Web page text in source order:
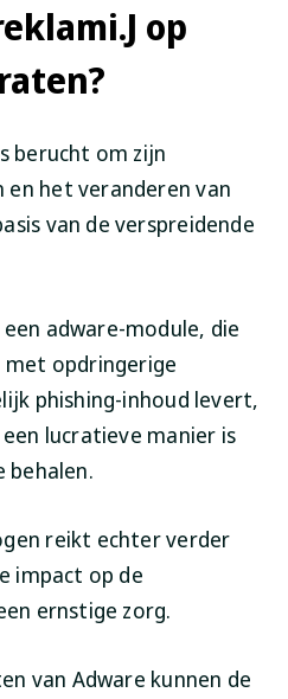
op
berucht om zijn
en het veranderen van
van de verspreidende
adware-module, die
opdringerige
phishing-inhoud levert,
lucratieve manier is
behalen.
reikt echter verder
impact op de
ernstige zorg.
van Adware kunnen de